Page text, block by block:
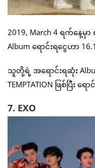
2019, March 4 ရက်နေ့မှာ
Album ရောင်းရငွေဟာ
သူတို့ရဲ့ အရောင်းရဆုံး
TEMPTATION ဖြစ်ပြီး
7. EXO